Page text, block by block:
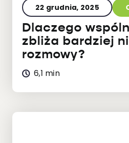
22 grudnia, 2025
Dlaczego
zbliża bardziej
rozmowy?
6,1 min